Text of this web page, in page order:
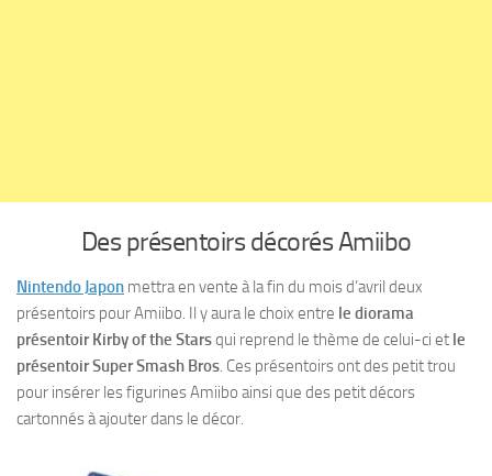
Des présentoirs décorés Amiibo
Nintendo Japon mettra en vente à la fin du mois d’avril deux
présentoirs pour Amiibo. Il y aura le choix entre le diorama
présentoir Kirby of the Starsqui reprend le thème de celui-ci et le
présentoir Super Smash Bros. Ces présentoirs ont des petit trou
pour insérer les figurines Amiibo ainsi que des petit décors
cartonnés à ajouter dans le décor.